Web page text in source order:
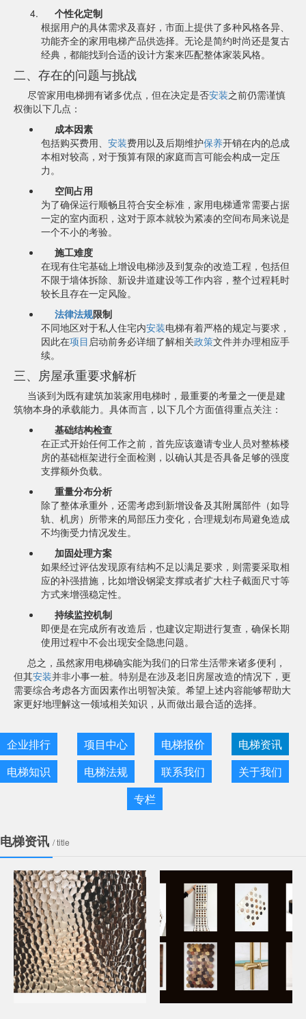
个性化定制
根据用户的具体需求及喜好，市面上提供了多种风格各异、
功能齐全的家用电梯产品供选择。无论是简约时尚还是复古
经典，都能找到合适的设计方案来匹配整体家装风格。
二、存在的问题与挑战
尽管家用电梯拥有诸多优点，但在决定是否安装之前仍需谨慎
权衡以下几点：
成本因素
包括购买费用、 安装费用以及后期维护保养开销在内的总成
本相对较高，对于预算有限的家庭而言可能会构成一定压
力。
空间占用
为了确保运行顺畅且符合安全标准，家用电梯通常需要占据
一定的室内面积，这对于原本就较为紧凑的空间布局来说是
一个不小的考验。
施工难度
在现有住宅基础上增设电梯涉及到复杂的改造工程，包括但
不限于墙体拆除、新设井道建设等工作内容，整个过程耗时
较长且存在一定风险。
法律法规限制
不同地区对于私人住宅内安装电梯有着严格的规定与要求，
因此在项目 启动前务必详细了解相关政策文件并办理相应手
续。
三、房屋承重要求解析
当谈到为既有建筑加装家用电梯时，最重要的考量之一便是建
筑物本身的承载能力。具体而言，以下几个方面值得重点关注：
基础结构检查
在正式开始任何工作之前，首先应该邀请专业人员对整栋楼
房的基础框架进行全面检测，以确认其是否具备足够的强度
支撑额外负载。
重量分布分析
除了整体承重外，还需考虑到新增设备及其附属部件（如导
轨、机房）所带来的局部压力变化，合理规划布局避免造成
不均衡受力情况发生。
加固处理方案
如果经过评估发现原有结构不足以满足要求，则需要采取相
应的补强措施，比如增设钢梁支撑或者扩大柱子截面尺寸等
方式来增强稳定性。
持续监控机制
即便是在完成所有改造后，也建议定期进行复查，确保长期
使用过程中不会出现安全隐患问题。
总之，虽然家用电梯确实能为我们的日常生活带来诸多便利，
但其安装并非小事一桩。特别是在涉及老旧房屋改造的情况下，更
需要综合考虑各方面因素作出明智决策。希望上述内容能够帮助大
家更好地理解这一领域相关知识，从而做出最合适的选择。
企业排行 项目中心 电梯报价
电梯资讯
电梯知识
电梯法规 联系我们
关于我们
专栏
电梯资讯 / title